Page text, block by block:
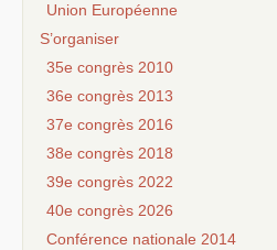
Union Européenne
S’organiser
35e congrès 2010
36e congrès 2013
37e congrès 2016
38e congrès 2018
39e congrès 2022
40e congrès 2026
Conférence nationale 2014